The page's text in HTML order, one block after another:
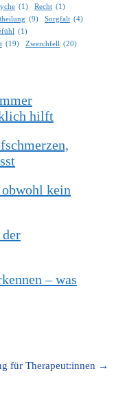
(1) Recht (1)
(9) Sorgfalt (4)
(1)
(19) Zwerchfell (20)
hilft
obwohl kein
– was
für Therapeut:innen →